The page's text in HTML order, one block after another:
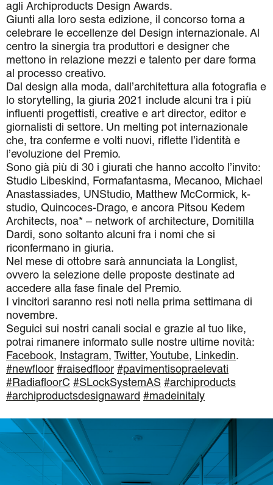
agli Archiproducts Design Awards.
Giunti alla loro sesta edizione, il concorso torna a
celebrare le eccellenze del Design internazionale. Al
centro la sinergia tra produttori e designer che
mettono in relazione mezzi e talento per dare forma
al processo creativo.
Dal design alla moda, dall’architettura alla fotografia e
lo storytelling, la giuria 2021 include alcuni tra i più
influenti progettisti, creative e art director, editor e
giornalisti di settore. Un melting pot internazionale
che, tra conferme e volti nuovi, riflette l’identità e
l’evoluzione del Premio.
Sono già più di 30 i giurati che hanno accolto l’invito:
Studio Libeskind, Formafantasma, Mecanoo, Michael
Anastassiades, UNStudio, Matthew McCormick, k-
studio, Quincoces-Drago, e ancora Pitsou Kedem
Architects, noa* – network of architecture, Domitilla
Dardi, sono soltanto alcuni fra i nomi che si
riconfermano in giuria.
Nel mese di ottobre sarà annunciata la Longlist,
ovvero la selezione delle proposte destinate ad
accedere alla fase finale del Premio.
I vincitori saranno resi noti nella prima settimana di
novembre.
Seguici sui nostri canali social e grazie al tuo like,
potrai rimanere informato sulle nostre ultime novità:
Facebook, Instagram, Twitter, Youtube, Linkedin.
#newfloor #raisedfloor #pavimentisopraelevati
#RadiafloorC #SLockSystemAS #archiproducts
#archiproductsdesignaward #madeinitaly